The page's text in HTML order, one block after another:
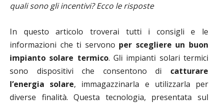
quali sono gli incentivi? Ecco le risposte
In questo articolo troverai tutti i consigli e le
informazioni che ti servono per scegliere un buon
impianto solare termico. Gli impianti solari termici
sono dispositivi che consentono di catturare
l’energia solare, immagazzinarla e utilizzarla per
diverse finalità. Questa tecnologia, presentata sul